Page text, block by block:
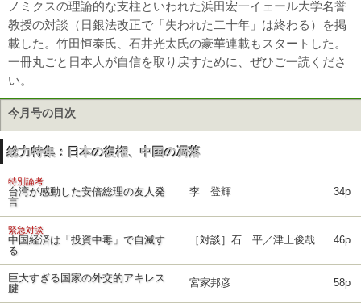
ノミクスの理論的な支柱といわれた浜田宏一イェール大学名誉
教授の対談（日銀法改正で「失われた二十年」は終わる）を掲
載した。竹田恒泰氏、石井光太氏の豪華連載もスタートした。
一冊丸ごと日本人が自信を取り戻すために、ぜひご一読くださ
い。
今月号の目次
総力特集：日本の復権、中国の凋落
特別論考
台湾が感動した安倍総理の友人発
言
李 登輝 34p
緊急対談
中国経済は「投資中毒」で自滅す
る
［対談］石 平／津上俊哉 46p
巨大すぎる国家の外交的アキレス
腱
宮家邦彦 58p